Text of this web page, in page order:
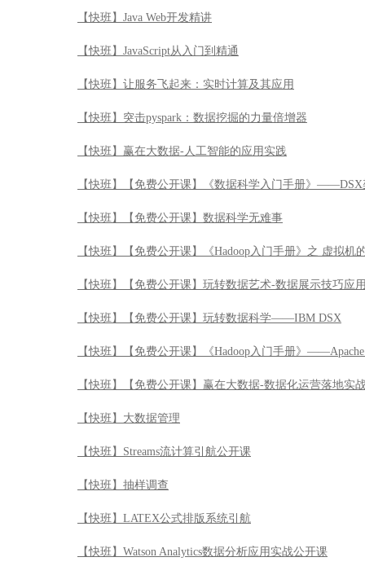
【快班】Java Web开发精讲
【快班】JavaScript从入门到精通
【快班】让服务飞起来：实时计算及其应用
【快班】突击pyspark：数据挖掘的力量倍增器
【快班】赢在大数据-人工智能的应用实践
【快班】【免费公开课】《数据科学入门手册》
【快班】【免费公开课】数据科学无难事
【快班】【免费公开课】《Hadoop入门手册》之 虚拟机
【快班】【免费公开课】玩转数据艺术-数据展示技巧应
【快班】【免费公开课】玩转数据科学——IBM DSX
【快班】【免费公开课】《Hadoop入门手册》
【快班】【免费公开课】赢在大数据-数据化运营落地实
【快班】大数据管理
【快班】Streams流计算引航公开课
【快班】抽样调查
【快班】LATEX公式排版系统引航
【快班】Watson Analytics数据分析应用实战公开课